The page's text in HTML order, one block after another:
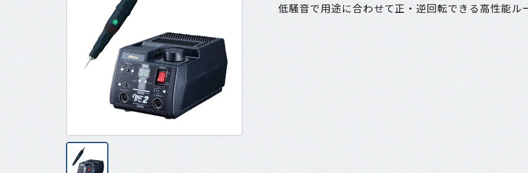
低騒音で用途に合わせて正・逆回転できる高性能ル